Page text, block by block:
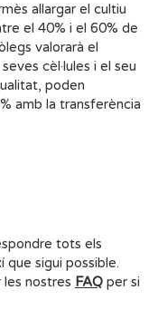
allargar el cultiu
el 40% i el 60% de
valorarà el
cèl·lules i el seu
poden
amb la transferència
tots els
que sigui possible.
nostres FAQ per si